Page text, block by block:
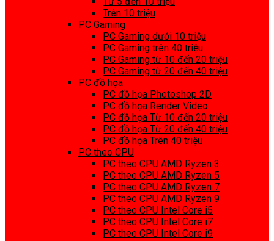
Trên 10 triệu
PC Gaming
PC Gaming dưới 10 triệu
PC Gaming trên 40 triệu
PC Gaming từ 10 đến 20 triệu
PC Gaming từ 20 đến 40 triệu
PC đồ họa
PC đồ họa Photoshop 2D
PC đồ họa Render Video
PC đồ họa Từ 10 đến 20 triệu
PC đồ họa Từ 20 đến 40 triệu
PC đồ họa Trên 40 triệu
PC theo CPU
PC theo CPU AMD Ryzen 3
PC theo CPU AMD Ryzen 5
PC theo CPU AMD Ryzen 7
PC theo CPU AMD Ryzen 9
PC theo CPU Intel Core i5
PC theo CPU Intel Core i7
PC theo CPU Intel Core i9